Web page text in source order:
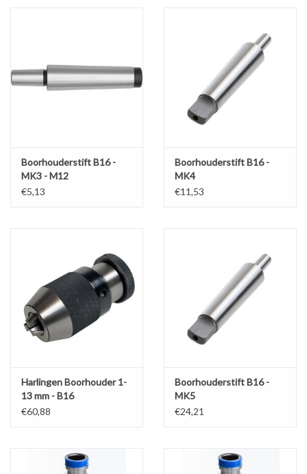
Oliën & Smeermiddelen |
Boorhouderstift B16 -
MK3 - M12
€5,13
Boorhouderstift B16 -
MK4
€11,53
Harlingen Boorhouder 1-
13 mm - B16
€60,88
Boorhouderstift B16 -
MK5
€24,21